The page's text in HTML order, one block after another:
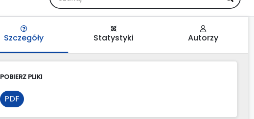
Szczegóły Statystyki Autorzy
POBIERZ PLIKI
PDF